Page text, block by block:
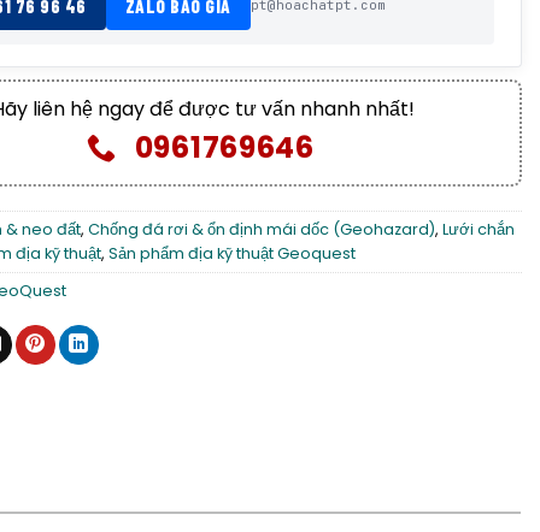
76 96 46 ZALO BÁO GIÁ pt@hoachatpt.com
liên hệ ngay để được tư vấn nhanh nhất!
0961769646
& neo đất, Chống đá rơi & ổn định mái dốc (Geohazard), Lưới chắn
địa kỹ thuật, Sản phẩm địa kỹ thuật Geoquest